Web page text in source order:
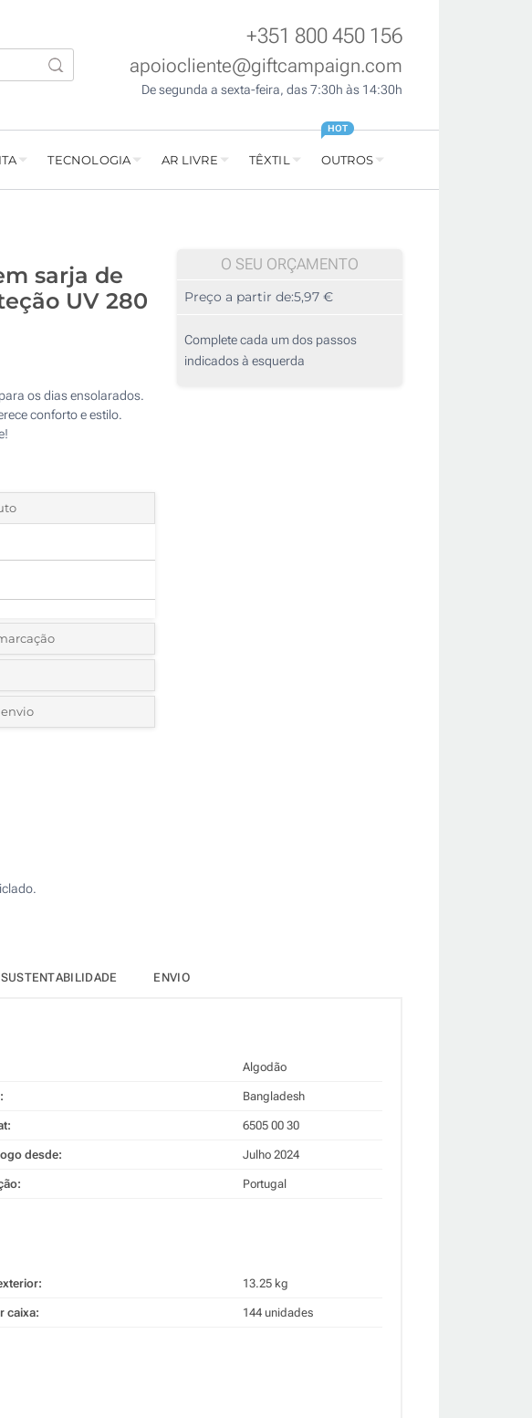
+351 800 450 156
apoiocliente@giftcampaign.com
De segunda a sexta-feira, das 7:30h às 14:30h
TECNOLOGIA AR LIVRE TÊXTIL OUTROS
HOT
sarja de
UV 280
os dias ensolarados.
conforto e estilo.
cores do logotipo:
O SEU ORÇAMENTO
Preço a partir de:5,97 €
Complete cada um dos passos
indicados à esquerda
ENVIO
Algodão
Bangladesh
6505 00 30
desde: Julho 2024
Portugal
13.25 kg
caixa: 144 unidades